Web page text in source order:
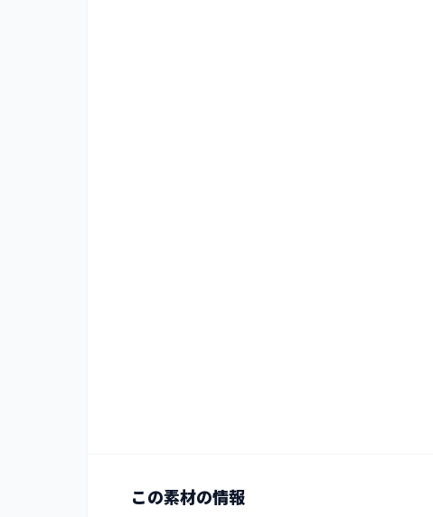
この素材の情報